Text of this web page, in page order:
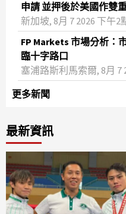
申請 並押後於美國作雙
新加坡, 8月 7 2026 下午2
FP Markets 市場分析：
臨十字路口
塞浦路斯利馬索爾, 8月 7
更多新聞
最新資訊